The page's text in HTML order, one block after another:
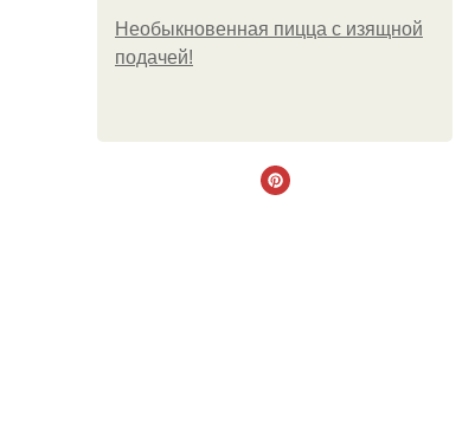
Необыкновенная пицца с изящной
подачей!